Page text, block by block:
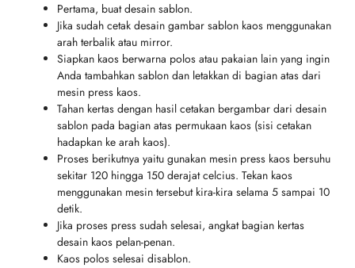
Pertama, buat desain sablon.
Jika sudah cetak desain gambar sablon kaos menggunakan
arah terbalik atau mirror.
Siapkan kaos berwarna polos atau pakaian lain yang ingin
Anda tambahkan sablon dan letakkan di bagian atas dari
mesin press kaos.
Tahan kertas dengan hasil cetakan bergambar dari desain
sablon pada bagian atas permukaan kaos (sisi cetakan
hadapkan ke arah kaos).
Proses berikutnya yaitu gunakan mesin press kaos bersuhu
sekitar 120 hingga 150 derajat celcius. Tekan kaos
menggunakan mesin tersebut kira-kira selama 5 sampai 10
detik.
Jika proses press sudah selesai, angkat bagian kertas
desain kaos pelan-penan.
Kaos polos selesai disablon.